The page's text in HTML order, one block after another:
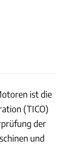
ist die
(TICO)
der
und